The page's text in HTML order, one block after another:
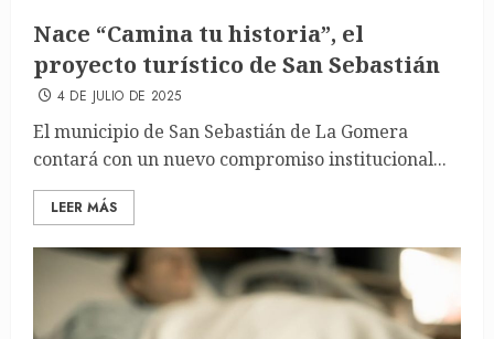
Nace “Camina tu historia”, el
proyecto turístico de San Sebastián
4 DE JULIO DE 2025
El municipio de San Sebastián de La Gomera
contará con un nuevo compromiso institucional...
LEER MÁS